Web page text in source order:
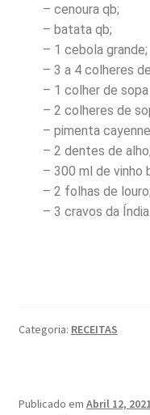
– cenoura qb;
– batata qb;
– 1 cebola grande;
– 3 a 4 colheres
– 1 colher de
– 2 colheres de
– pimenta
– 2 dentes de alho;
– 300 ml de vinho
– 2 folhas de louro;
– 3 cravos da Índia.
Categoria: RECEITAS
Publicado em Abril 12, 2021